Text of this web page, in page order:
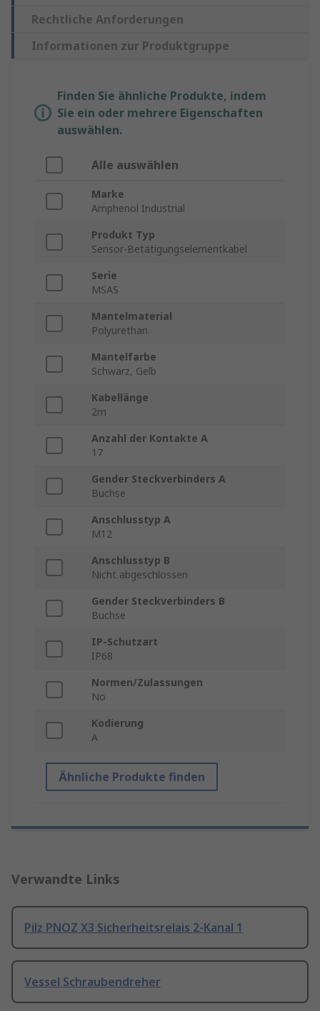
Rechtliche Anforderungen
Informationen zur Produktgruppe
Finden Sie ähnliche Produkte, indem
Sie ein oder mehrere Eigenschaften
auswählen.
Alle auswählen
Marke
Amphenol Industrial
Produkt Typ
Sensor-Betätigungselementkabel
Serie
MSAS
Mantelmaterial
Polyurethan
Mantelfarbe
Schwarz, Gelb
Kabellänge
2m
Anzahl der Kontakte A
17
Gender Steckverbinders A
Buchse
Anschlusstyp A
M12
Anschlusstyp B
Nicht abgeschlossen
Gender Steckverbinders B
Buchse
IP-Schutzart
IP68
Normen/Zulassungen
No
Kodierung
A
Ähnliche Produkte finden
Verwandte Links
Pilz PNOZ X3 Sicherheitsrelais 2-Kanal 1
Vessel Schraubendreher